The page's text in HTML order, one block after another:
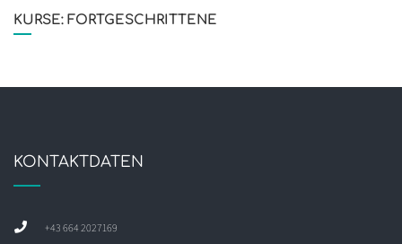
KURSE: FORTGESCHRITTENE
KONTAKTDATEN
+43 664 2027169